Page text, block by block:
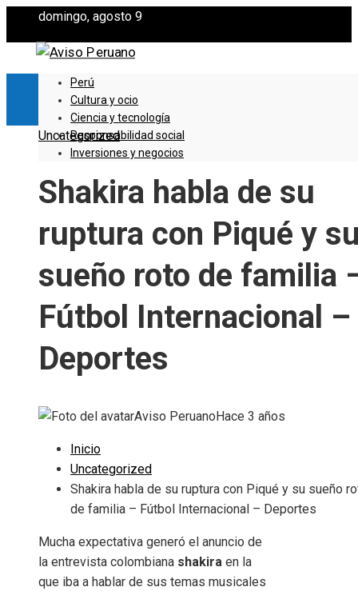
domingo, agosto 9
Perú
Cultura y ocio
Ciencia y tecnología
Responsabilidad social
Inversiones y negocios
Uncategorized
Shakira habla de su
ruptura con Piqué y
sueño roto de familia
Fútbol Internacional –
Deportes
Aviso Peruano Hace 3 años
Inicio
Uncategorized
Shakira habla de su ruptura con Piqué y su sueño
de familia – Fútbol Internacional – Deportes
Mucha expectativa generó el anuncio de
la entrevista colombiana shakira en la
que iba a hablar de sus temas musicales